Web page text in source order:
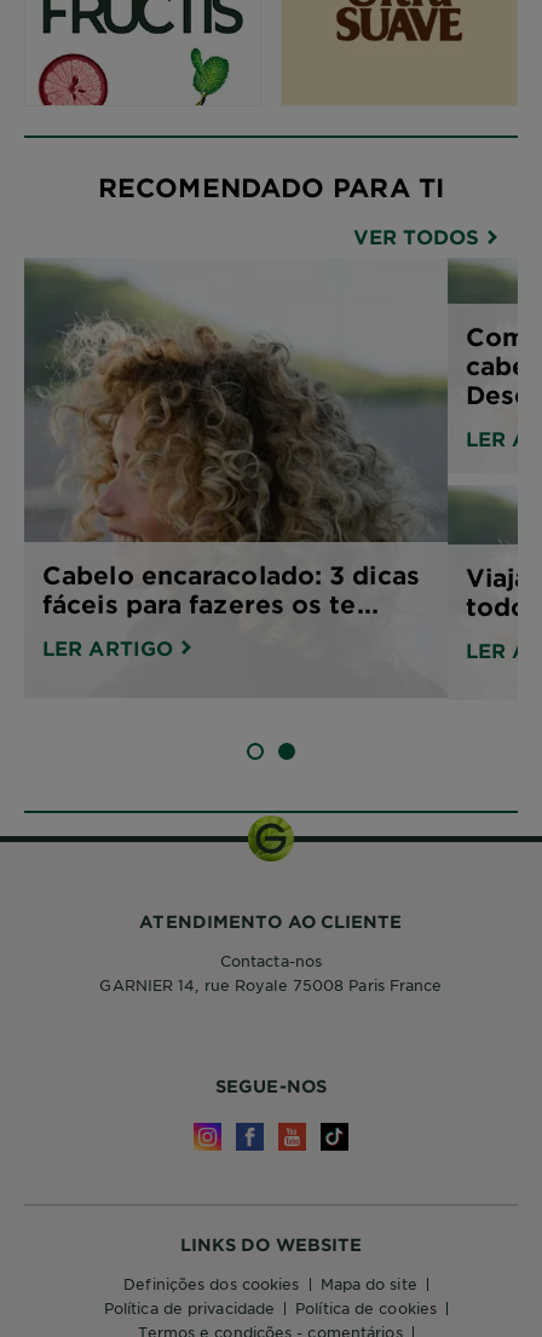
RECOMENDADO PARA TI
VER TODOS
Cabelo encaracolado: 3 dicas
fáceis para fazeres os te...
LER ARTIGO
LER
Viaja
todo
LER
SLIDE 1SLIDE 2
LINKS DO WEBSITE
definições dos cookies
mapa do site
política de privacidade
política de cookies
termos e condições - comentários
SEGUE-NOS
ATENDIMENTO AO CLIENTE
Contacta-nos
GARNIER 14, rue Royale 75008 Paris France